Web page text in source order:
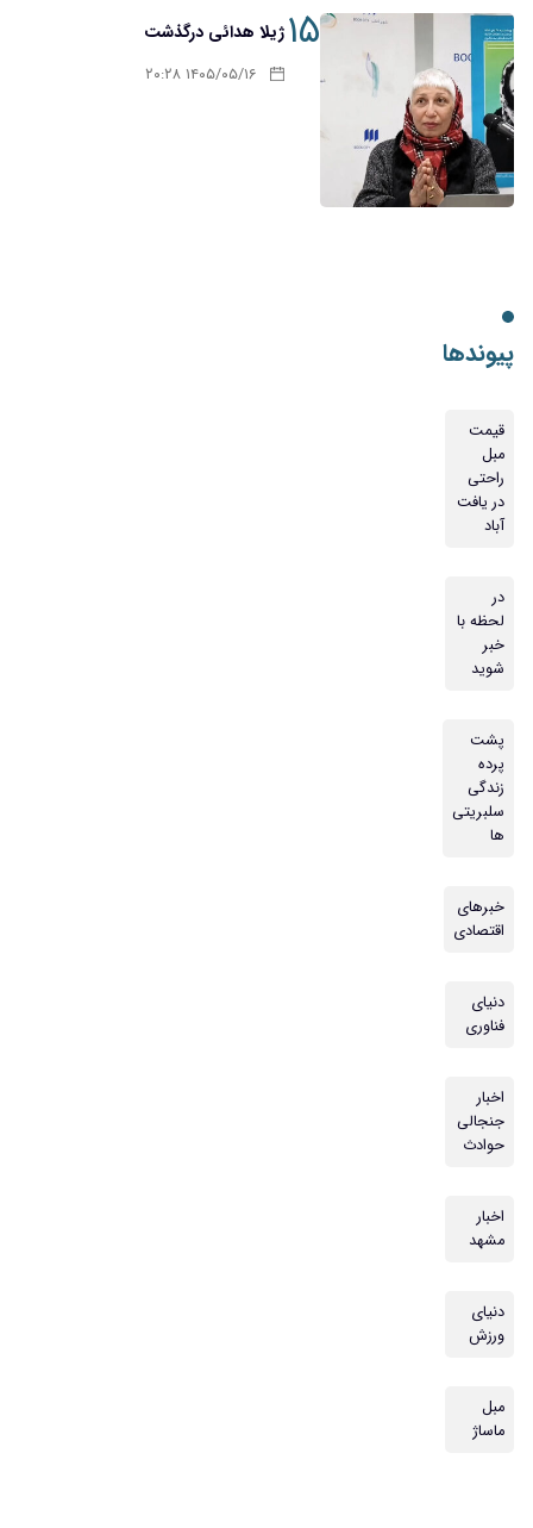
۱۵ژیلا هدائی درگذشت
۱۴۰۵/۰۵/۱۶ ۲۰:۲۸
پیوندها
قیمت
مبل
راحتی
در یافت
آباد
در
لحظه با
خبر
شوید
پشت
پرده
زندگی
سلبریتی
ها
خبرهای
اقتصادی
دنیای
فناوری
اخبار
جنجالی
حوادث
اخبار
مشهد
دنیای
ورزش
مبل
ماساژ